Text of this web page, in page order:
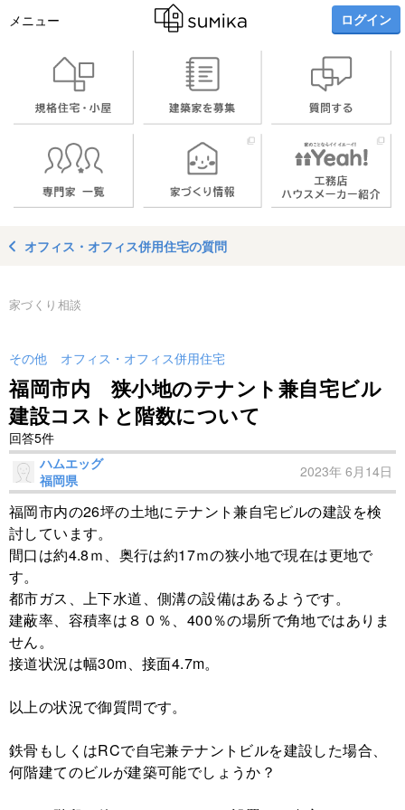
メニュー ログイン
オフィス・オフィス併用住宅の質問
家づくり相談
その他 オフィス・オフィス併用住宅
福岡市内 狭小地のテナント兼自宅ビル
建設コストと階数について
回答5件
ハムエッグ
福岡県
2023年 6月14日
福岡市内の26坪の土地にテナント兼自宅ビルの建設を検
討しています。
間口は約4.8ｍ、奥行は約17ｍの狭小地で現在は更地で
す。
都市ガス、上下水道、側溝の設備はあるようです。
建蔽率、容積率は８０％、400％の場所で角地ではありま
せん。
接道状況は幅30m、接面4.7m。
以上の状況で御質問です。
鉄骨もしくはRCで自宅兼テナントビルを建設した場合、
何階建てのビルが建築可能でしょうか？